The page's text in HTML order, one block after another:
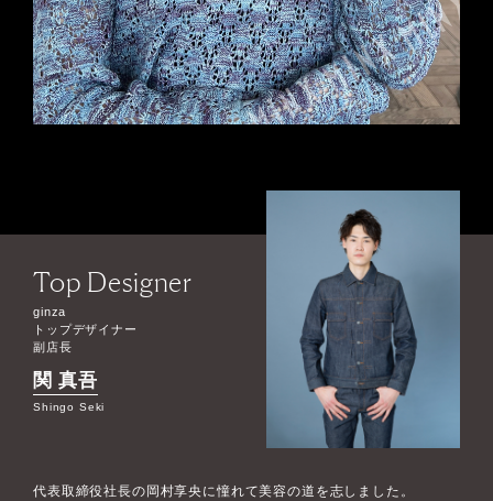
Top Designer
ginza
トップデザイナー
副店長
関 真吾
Shingo Seki
代表取締役社長の岡村享央に憧れて美容の道を志しました。